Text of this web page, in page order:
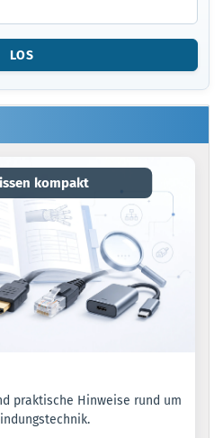
LOS
kompakt
praktische Hinweise rund um